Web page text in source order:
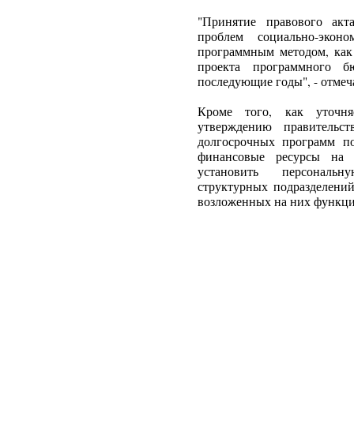
"Принятие правового
проблем социально-
программным методом,
проекта
последующие годы", -
Кроме того, как
утверждению
долгосрочных программ
финансовые ресурсы на
установить
структурных
возложенных на них